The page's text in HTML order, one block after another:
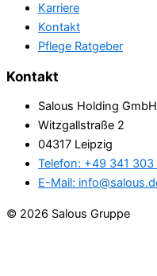
Karriere
Kontakt
Pflege Ratgeber
Kontakt
Salous Holding GmbH
Witzgallstraße 2
04317 Leipzig
Telefon: +49 341 303
E-Mail:
© 2026 Salous Gruppe